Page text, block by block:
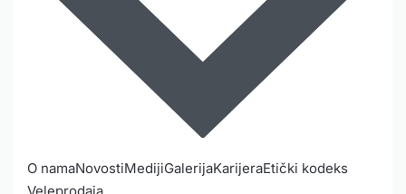
O namaNovostiMedijiGalerijaKarijeraEtički kodeks